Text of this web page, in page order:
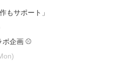
もサポート」
企画 ⚾